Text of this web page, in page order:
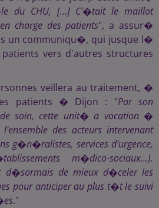
du CHU, [...] C'�tait le maillot
charge des patients", a assur�
un communiqu�, qui jusque l�
vers d'autres structures
veillera au traitement, �
patients � Dijon : "Par son
soin, cette unit� a vocation �
des acteurs intervenant
g�n�ralistes, services d'urgence,
m�dico-sociaux...).
d�sormais de mieux d�celer les
pour anticiper au plus t�t le suivi
."